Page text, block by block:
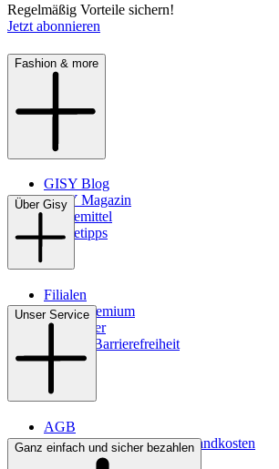
Regelmäßig Vorteile sichern!
Jetzt abonnieren
Fashion & more
GISY Blog
GISY Magazin
Pflegemittel
Pflegetipps
Über Gisy
Filialen
WMS-Premium
Newsletter
Digitale Barrierefreiheit
Unser Service
AGB
Lieferbedingungen & Versandkosten
Bezahlung
Ganz einfach und sicher bezahlen